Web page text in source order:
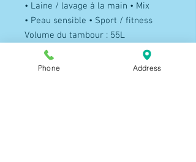
• Laine / lavage à la main • Mix
• Peau sensible • Sport / fitness
Volume du tambour : 55L
Consommation d'énergie: cycle /
annuelle (en kWh) – 1,05 / 210 kWh
Phone Address